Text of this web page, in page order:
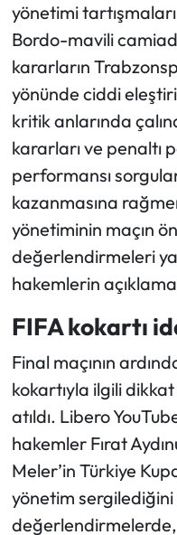
yönetimi
Bordo-mavili
kararların
yönünde ciddi
kritik anlarında
kararları ve penaltı
performansı
kazanmasına
yönetiminin maçın
değerlendirmeleri
hakemlerin
FIFA kokartı
Final maçının
kokartıyla ilgili
atıldı. Libero
hakemler Fırat
Meler’in Türkiye
yönetim sergilediğini
değerlendirmelerde,